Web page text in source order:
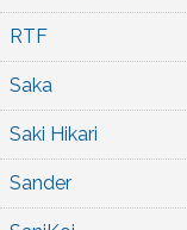
RTF
Saka
Saki Hikari
Sander